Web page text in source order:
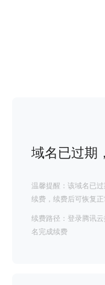
域名已过期
温馨提醒：该域名已
续费，续费后可恢复正
续费路径：登录腾讯
名完成续费